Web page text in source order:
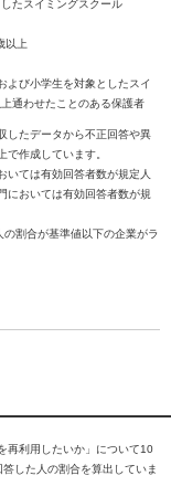
たスイミングスクール
以上
よび小学生を対象としたスイ
通わせたことのある保護者
したデータから不正回答や異
作成しています。
ては有効回答者数が規定人
においては有効回答者数が規
割合が基準値以下の企業がラ
再利用したいか」について10
した人の割合を算出していま